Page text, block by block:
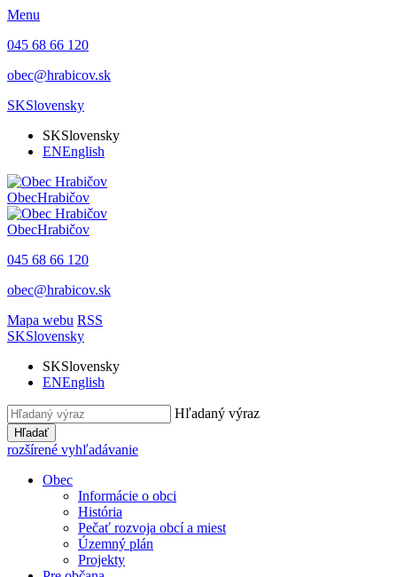
Menu
045 68 66 120
obec@hrabicov.sk
SKSlovensky
SKSlovensky
ENEnglish
ObecHrabičov
ObecHrabičov
045 68 66 120
obec@hrabicov.sk
Mapa webu RSS
SKSlovensky
SKSlovensky
ENEnglish
Hľadaný výraz
Hľadať
rozšírené vyhľadávanie
Obec
Informácie o obci
História
Pečať rozvoja obcí a miest
Územný plán
Projekty